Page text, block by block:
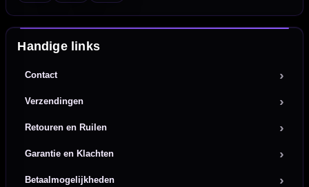
Handige links
Contact
Verzendingen
Retouren en Ruilen
Garantie en Klachten
Betaalmogelijkheden